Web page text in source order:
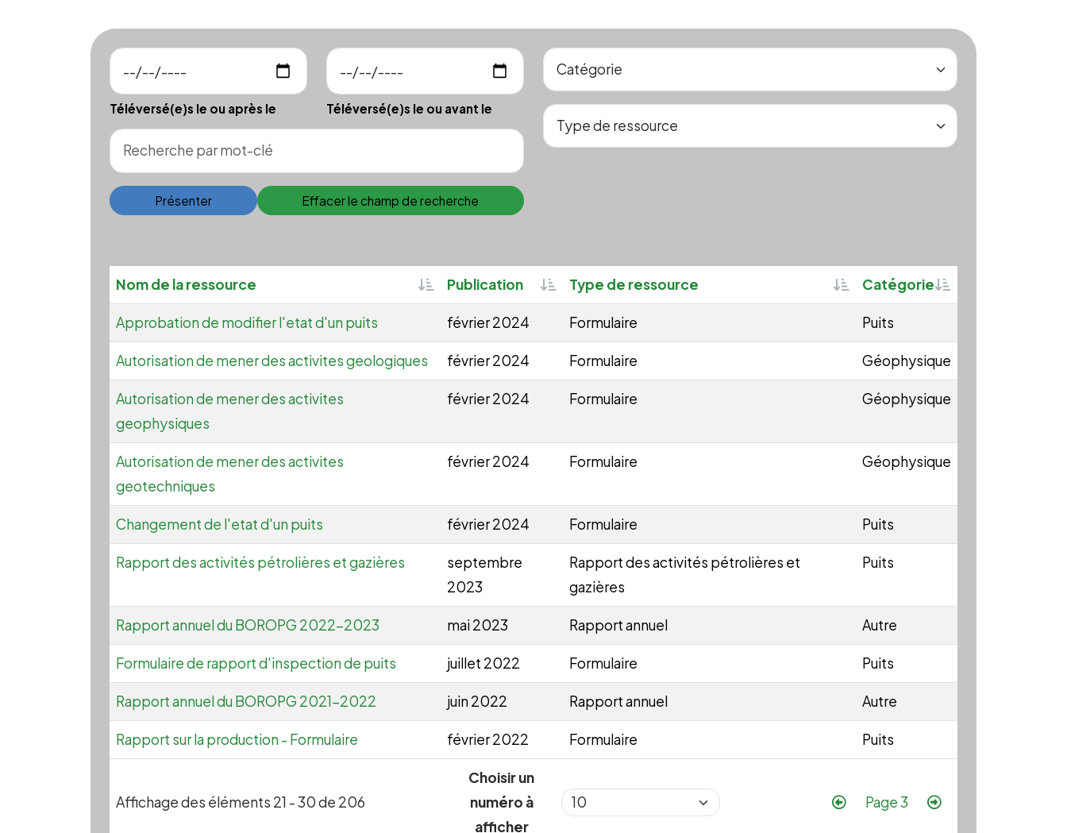
Téléversé(e)s le ou après le Téléversé(e)s le ou avant le
Présenter Effacer le champ de recherche
Nom de la ressource SortablePublication SortableType de ressource SortableCatégorieSortable
Approbation de modifier l'etat d'un puits février 2024 Formulaire Puits
Autorisation de mener des activites geologiques février 2024 Formulaire Géophysique
Autorisation de mener des activites
geophysiques
février 2024 Formulaire Géophysique
Autorisation de mener des activites
geotechniques
février 2024 Formulaire Géophysique
Changement de l'etat d'un puits février 2024 Formulaire Puits
Rapport des activités pétrolières et gazières
septembre
2023
Rapport des activités pétrolières et
gazières
Puits
Rapport annuel du BOROPG 2022-2023 mai 2023 Rapport annuel Autre
Formulaire de rapport d'inspection de puits juillet 2022 Formulaire Puits
Rapport annuel du BOROPG 2021-2022 juin 2022 Rapport annuel Autre
Rapport sur la production - Formulaire février 2022 Formulaire Puits
Affichage des éléments 21 - 30 de 206
Choisir un
numéro à
afficher
Pagination
Page précédente
Page 3 Page suivante